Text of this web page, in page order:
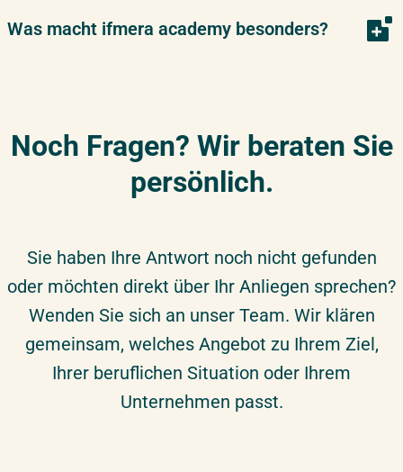
Was macht ifmera academy besonders?
Noch Fragen? Wir beraten Sie
persönlich.
Sie haben Ihre Antwort noch nicht gefunden
oder möchten direkt über Ihr Anliegen sprechen?
Wenden Sie sich an unser Team. Wir klären
gemeinsam, welches Angebot zu Ihrem Ziel,
Ihrer beruflichen Situation oder Ihrem
Unternehmen passt.